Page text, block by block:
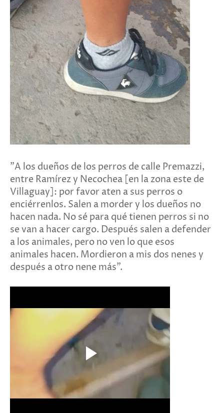
"A los dueños de los perros de calle Premazzi,
entre Ramírez y Necochea [en la zona este de
Villaguay]: por favor aten a sus perros o
enciérrenlos. Salen a morder y los dueños no
hacen nada. No sé para qué tienen perros si no
se van a hacer cargo. Después salen a defender
a los animales, pero no ven lo que esos
animales hacen. Mordieron a mis dos nenes y
después a otro nene más".